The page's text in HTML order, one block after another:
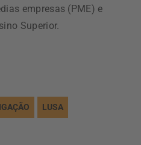
empresas (PME) e
Superior.
LUSA